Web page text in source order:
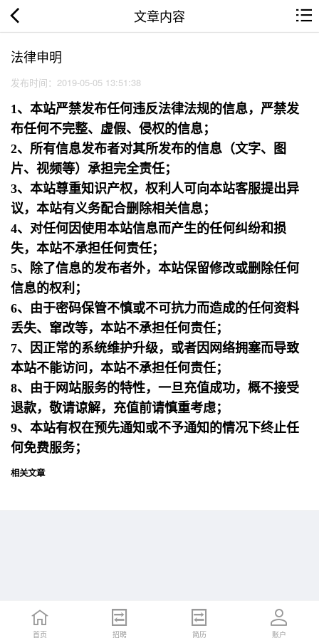
文章内容
法律申明
发布时间：2019-05-05 13:51:38
1、本站严禁发布任何违反法律法规的信息，严禁发
布任何不完整、虚假、侵权的信息；
2、所有信息发布者对其所发布的信息（文字、图
片、视频等）承担完全责任；
3、本站尊重知识产权，权利人可向本站客服提出异
议，本站有义务配合删除相关信息；
4、对任何因使用本站信息而产生的任何纠纷和损
失，本站不承担任何责任；
5、除了信息的发布者外，本站保留修改或删除任何
信息的权利；
6、由于密码保管不慎或不可抗力而造成的任何资料
丢失、窜改等，本站不承担任何责任；
7、因正常的系统维护升级，或者因网络拥塞而导致
本站不能访问，本站不承担任何责任；
8、由于网站服务的特性，一旦充值成功，概不接受
退款，敬请谅解，充值前请慎重考虑；
9、本站有权在预先通知或不予通知的情况下终止任
何免费服务；
相关文章
首页 招聘 简历 账户
首页 招聘 简历 账户